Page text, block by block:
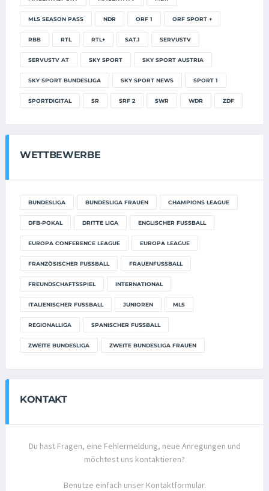
MLS SEASON PASS NDR ORF 1 ORF SPORT +
RBB RTL RTL+ SAT.1 SERVUSTV
SERVUSTV AT SKY SPORT SKY SPORT AUSTRIA
SKY SPORT BUNDESLIGA SKY SPORT NEWS SPORT 1
SPORTDIGITAL SR SRF 2 SWR WDR ZDF
WETTBEWERBE
BUNDESLIGA BUNDESLIGA FRAUEN CHAMPIONS LEAGUE
DFB-POKAL DRITTE LIGA ENGLISCHER FUSSBALL
EUROPA CONFERENCE LEAGUE EUROPA LEAGUE
FRANZÖSISCHER FUSSBALL FRAUENFUSSBALL
FREUNDSCHAFTSSPIEL INTERNATIONAL
ITALIENISCHER FUSSBALL JUNIOREN MLS
REGIONALLIGA SPANISCHER FUSSBALL
ZWEITE BUNDESLIGA ZWEITE BUNDESLIGA FRAUEN
KONTAKT
Du hast Fragen, eine Fehlermeldung, neue Anregungen und
möchtest uns kontaktieren?
Benutze einfach unser Kontaktformular.